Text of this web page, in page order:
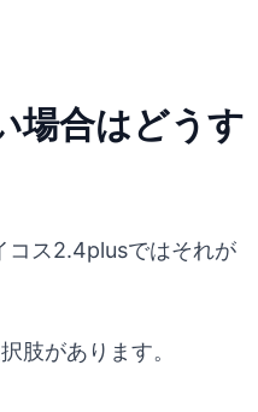
場合はどうす
コス2.4plusではそれが
肢があります。